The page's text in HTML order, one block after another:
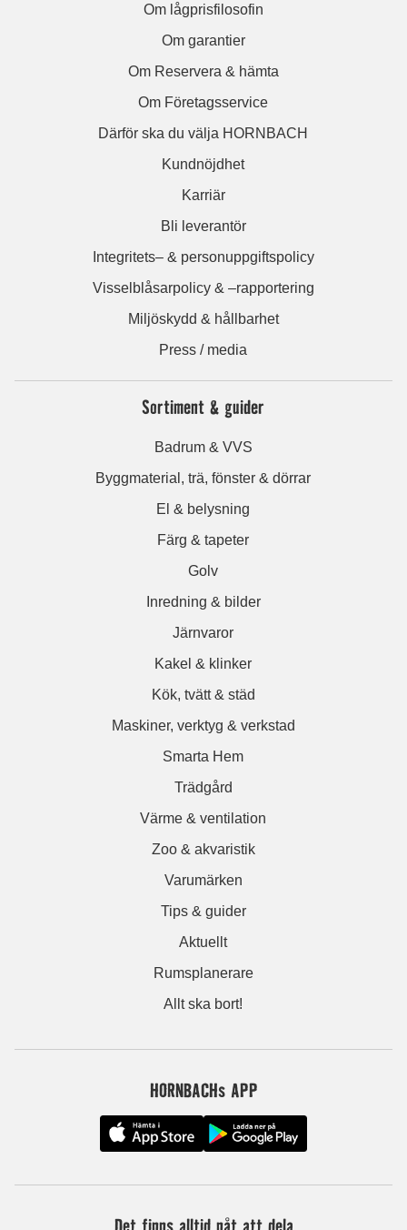
Om lågprisfilosofin
Om garantier
Om Reservera & hämta
Om Företagsservice
Därför ska du välja HORNBACH
Kundnöjdhet
Karriär
Bli leverantör
Integritets– & personuppgiftspolicy
Visselblåsarpolicy & –rapportering
Miljöskydd & hållbarhet
Press / media
Sortiment & guider
Badrum & VVS
Byggmaterial, trä, fönster & dörrar
El & belysning
Färg & tapeter
Golv
Inredning & bilder
Järnvaror
Kakel & klinker
Kök, tvätt & städ
Maskiner, verktyg & verkstad
Smarta Hem
Trädgård
Värme & ventilation
Zoo & akvaristik
Varumärken
Tips & guider
Aktuellt
Rumsplanerare
Allt ska bort!
HORNBACHs APP
Det finns alltid nåt att dela